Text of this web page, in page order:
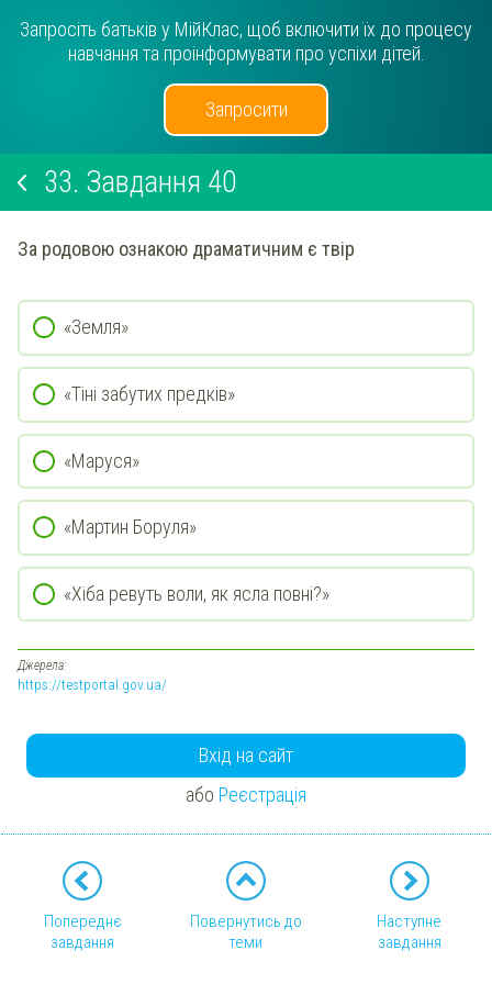
Запросіть батьків у МійКлас, щоб включити їх до процесу
навчання та проінформувати про успіхи дітей.
Запросити
33. Завдання 40
За родовою ознакою драматичним є твір
«Земля»
«Тіні забутих предків»
«Маруся»
«Мартин Боруля»
«Хіба ревуть воли, як ясла повні?»
Джерела:
https://testportal.gov.ua/
Вхід на сайт
або Реєстрація
Попереднє
завдання
Повернутись до
теми
Наступне
завдання